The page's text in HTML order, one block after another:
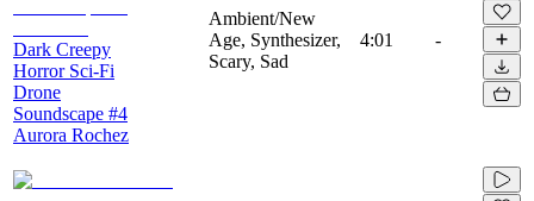
Dark Creepy
Horror Sci-Fi
Drone
Soundscape #4
Aurora Rochez
Ambient/New
Age, Synthesizer,
Scary, Sad
4:01 -